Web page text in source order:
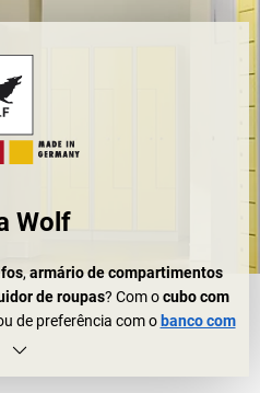
Wolf
, armário de compartimentos
de roupas? Com ocubo com
de preferência com o banco com
No início, o equipamento de um